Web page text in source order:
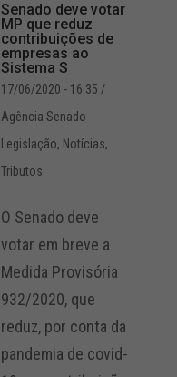
Senado deve votar
MP que reduz
contribuições de
empresas ao
Sistema S
17/06/2020 - 16:35 /
Agência Senado
Legislação, Notícias,
Tributos
O Senado deve
votar em breve a
Medida Provisória
932/2020, que
reduz, por conta da
pandemia de covid-